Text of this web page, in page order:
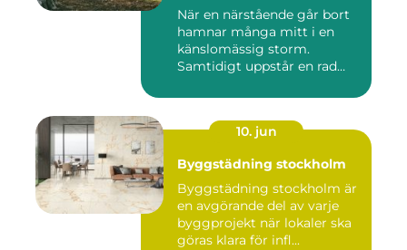
När en närstående går bort
hamnar många mitt i en
känslomässig storm.
Samtidigt uppstår en rad
10. jun
Byggstädning stockholm
Byggstädning stockholm är
en avgörande del av varje
byggprojekt när lokaler ska
göras klara för infl...